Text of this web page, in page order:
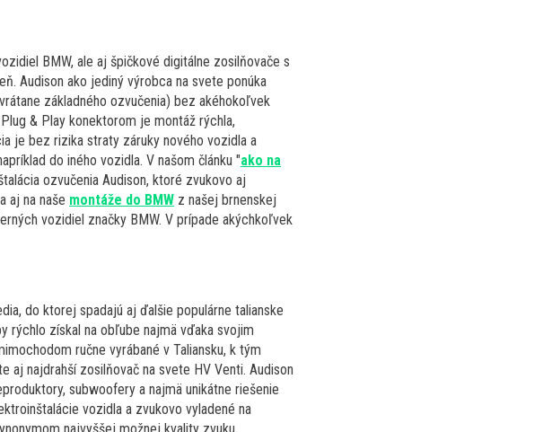
BMW, ale aj špičkové digitálne zosilňovače s
Audison ako jediný výrobca na svete ponúka
základného ozvučenia) bez akéhokoľvek
& Play konektorom je montáž rýchla,
je bez rizika straty záruky nového vozidla a
do iného vozidla. V našom článku "ako na
ozvučenia Audison, ktoré zvukovo aj
aj na naše montáže do BMW z našej brnenskej
vozidiel značky BMW. V prípade akýchkoľvek
do ktorej spadajú aj ďalšie populárne talianske
rýchlo získal na obľube najmä vďaka svojim
ručne vyrábané v Taliansku, k tým
aj najdrahší zosilňovač na svete HV Venti. Audison
subwoofery a najmä unikátne riešenie
vozidla a zvukovo vyladené na